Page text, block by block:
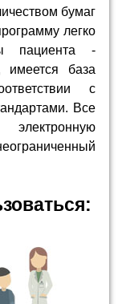
бумаг
легко
пациента -
имеется база
с
Все